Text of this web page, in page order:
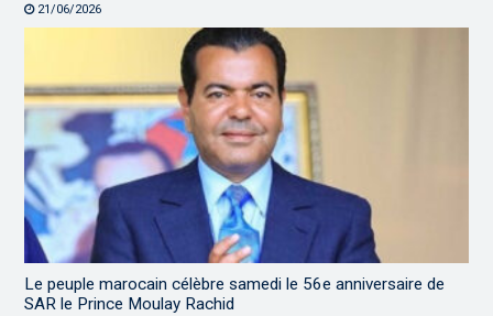
21/06/2026
Le peuple marocain célèbre samedi le 56e anniversaire de
SAR le Prince Moulay Rachid